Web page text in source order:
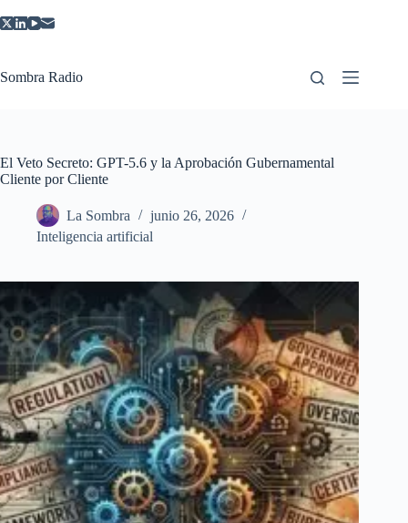
al
Sombra Radio
El Veto Secreto: GPT-5.6 y la Aprobación Gubernamental
Cliente por Cliente
La Sombra
junio 26, 2026
Inteligencia artificial